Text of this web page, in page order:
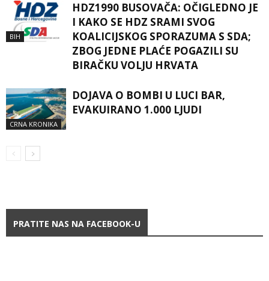
BIH
HDZ1990 BUSOVAČA: OČIGLEDNO JE
I KAKO SE HDZ SRAMI SVOG
KOALICIJSKOG SPORAZUMA S SDA;
ZBOG JEDNE PLAĆE POGAZILI SU
BIRAČKU VOLJU HRVATA
CRNA KRONIKA
DOJAVA O BOMBI U LUCI BAR,
EVAKUIRANO 1.000 LJUDI
PRATITE NAS NA FACEBOOK-U